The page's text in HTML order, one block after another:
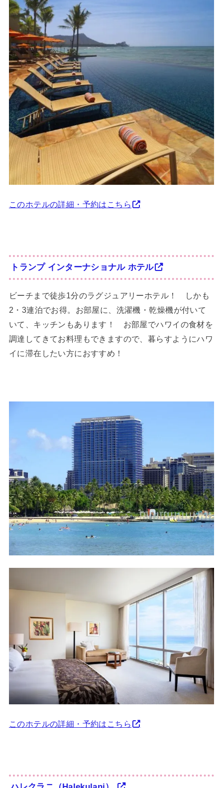
このホテルの詳細・予約はこちら
トランプ インターナショナル ホテル
ビーチまで徒歩1分のラグジュアリーホテル！ しかも
2・3連泊でお得。お部屋に、洗濯機・乾燥機が付いて
いて、キッチンもあります！ お部屋でハワイの食材を
調達してきてお料理もできますので、暮らすようにハワ
イに滞在したい方におすすめ！
このホテルの詳細・予約はこちら